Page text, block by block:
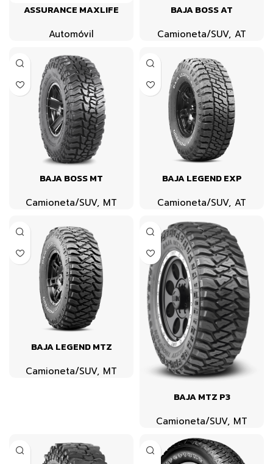
ASSURANCE MAXLIFE
Automóvil
BAJA BOSS AT
Camioneta/SUV, AT
BAJA BOSS MT
Camioneta/SUV, MT
BAJA LEGEND EXP
Camioneta/SUV, AT
BAJA LEGEND MTZ
Camioneta/SUV, MT
BAJA MTZ P3
Camioneta/SUV, MT